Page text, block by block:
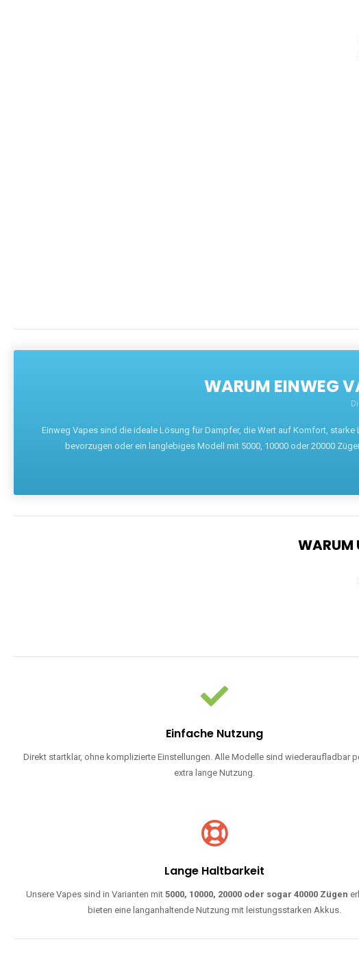
WARUM EINWEG
Einweg Vapes sind die ideale Lösung für Dampfer, die Wert auf Komfort,
bevorzugen oder ein langlebiges Modell mit 5000, 10000 oder 20000
WARUM
Einfache Nutzung
Direkt startklar, ohne komplizierte Einstellungen. Alle Modelle sind wiederaufladbar
extra lange Nutzung.
Lange Haltbarkeit
Unsere Vapes sind in Varianten mit5000, 10000, 20000 oder sogar 40000 Zügen
bieten eine langanhaltende Nutzung mit leistungsstarken Akkus.